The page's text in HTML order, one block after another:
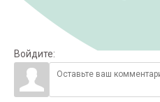
Войдите: